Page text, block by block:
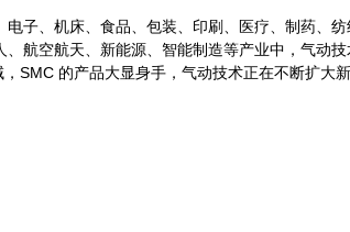
子、机床、食品、包装、印刷、医疗、制药、
航空航天、新能源、智能制造等产业中，气动
SMC 的产品大显身手，气动技术正在不断扩大新